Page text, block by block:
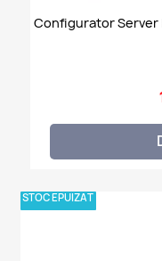
Configurator Server
STOC EPUIZAT